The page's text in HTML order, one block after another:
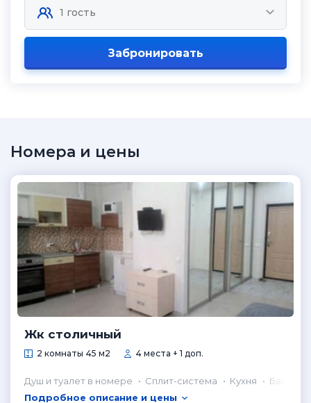
Забронировать
Номера и цены
Жк столичный
2 комнаты 45 м2 4 места + 1 доп.
Душ и туалет в номере Сплит-система Кухня
Балкон
Подробное описание и цены